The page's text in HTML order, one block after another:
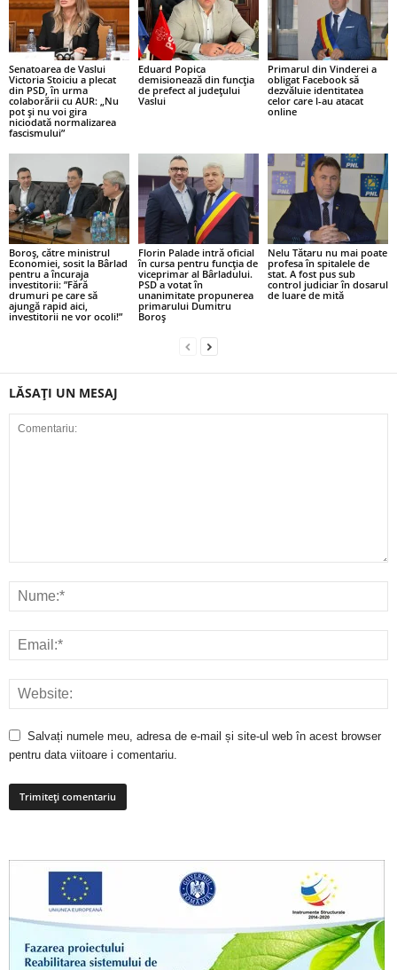
Senatoarea de Vaslui
Victoria Stoiciu a plecat
din PSD, în urma
colaborării cu AUR: „Nu
pot și nu voi gira
niciodată normalizarea
fascismului”
Eduard Popica
demisionează din funcția
de prefect al județului
Vaslui
Primarul din Vinderei a
obligat Facebook să
dezvăluie identitatea
celor care l-au atacat
online
Boroș, către ministrul
Economiei, sosit la Bârlad
pentru a încuraja
investitorii: ”Fără
drumuri pe care să
ajungă rapid aici,
investitorii ne vor ocoli!”
Florin Palade intră oficial
în cursa pentru funcția de
viceprimar al Bârladului.
PSD a votat în
unanimitate propunerea
primarului Dumitru
Boroș
Nelu Tătaru nu mai poate
profesa în spitalele de
stat. A fost pus sub
control judiciar în dosarul
de luare de mită
LĂSAȚI UN MESAJ
Salvați numele meu, adresa de e-mail și site-ul web în acest browser
pentru data viitoare i comentariu.